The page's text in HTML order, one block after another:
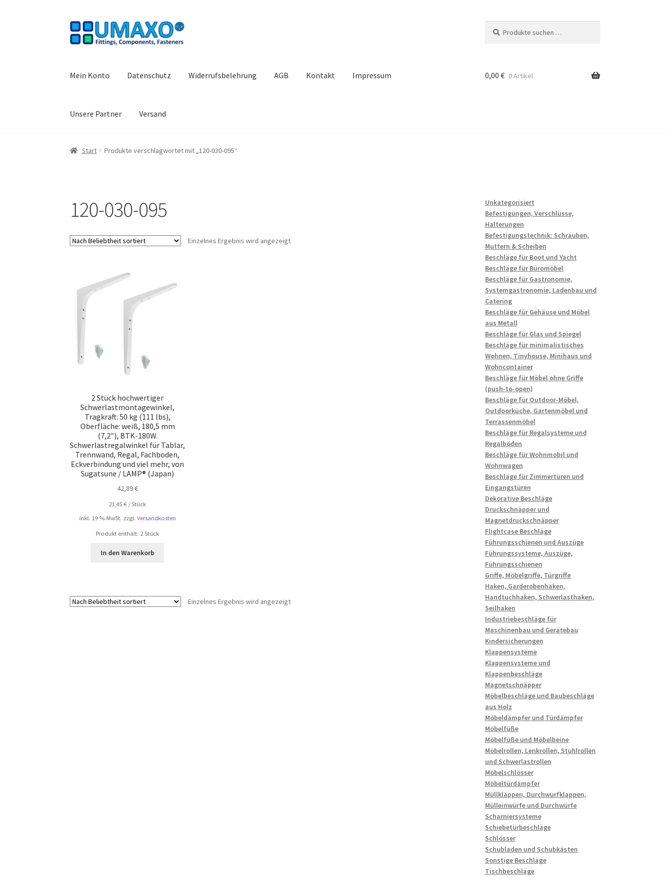
Zur
Navigation
Zum
Inhalt
nach:
Mein Konto Datenschutz Widerrufsbelehrung AGB Kontakt Impressum
Unsere Partner Versand
Start AGB Datenschutz Impressum Kasse Kontakt
0,00 € 0 Artikel
Start Produkte verschlagwortet mit „120-030-095“
120-030-095
Einzelnes Ergebnis wird angezeigt
2 Stück hochwertiger
Schwerlastmontagewinkel,
Tragkraft: 50 kg (111 lbs),
Oberfläche: weiß, 180,5 mm
(7,2″), BTK-180W.
Schwerlastregalwinkel für Tablar,
Trennwand, Regal, Fachboden,
Eckverbindung und viel mehr, von
Sugatsune / LAMP® (Japan)
42,89€
21,45€ /Stück
inkl. 19 % MwSt. zzgl. Versandkosten
Produkt enthält: 2Stück
In den Warenkorb
Einzelnes Ergebnis wird angezeigt
Unkategorisiert
Befestigungen, Verschlüsse,
Halterungen
Befestigungstechnik: Schrauben,
Muttern & Scheiben
Beschläge für Boot und Yacht
Beschläge für Büromöbel
Beschläge für Gastronomie,
Systemgastronomie, Ladenbau und
Catering
Beschläge für Gehäuse und Möbel
aus Metall
Beschläge für Glas und Spiegel
Beschläge für minimalistisches
Wohnen, Tinyhouse, Minihaus und
Wohncontainer
Beschläge für Möbel ohne Griffe
(push-to-open)
Beschläge für Outdoor-Möbel,
Outdoorküche, Gartenmöbel und
Terrassenmöbel
Beschläge für Regalsysteme und
Regalböden
Beschläge für Wohnmobil und
Wohnwagen
Beschläge für Zimmertüren und
Eingangstüren
Dekorative Beschläge
Druckschnäpper und
Magnetdruckschnäpper
Flightcase Beschläge
Führungsschienen und Auszüge
Führungssysteme, Auszüge,
Führungsschienen
Griffe, Möbelgriffe, Türgriffe
Haken, Garderobenhaken,
Handtuchhaken, Schwerlasthaken,
Seilhaken
Industriebeschläge für
Maschinenbau und Gerätebau
Kindersicherungen
Klappensysteme
Klappensysteme und
Klappenbeschläge
Magnetschnäpper
Möbelbeschläge und Baubeschläge
aus Holz
Möbeldämpfer und Türdämpfer
Möbelfüße
Möbelfüße und Möbelbeine
Möbelrollen, Lenkrollen, Stuhlrollen
und Schwerlastrollen
Möbelschlösser
Möbeltürdämpfer
Müllklappen, Durchwurfklappen,
Mülleinwürfe und Durchwürfe
Scharniersysteme
Schiebetürbeschläge
Schlösser
Schubladen und Schubkästen
Sonstige Beschläge
Tischbeschläge